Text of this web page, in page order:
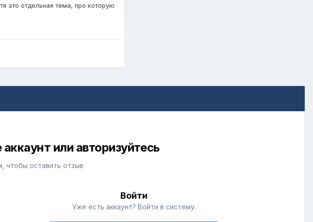
это отдельная тема, про которую
или авторизуйтесь
чтобы оставить отзыв
Войти
Уже есть аккаунт? Войти в систему.